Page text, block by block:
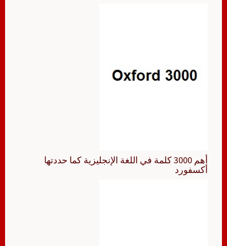
أهم 3000 كلمة في اللغة الإنجليزية كما حددتها
أكسفورد